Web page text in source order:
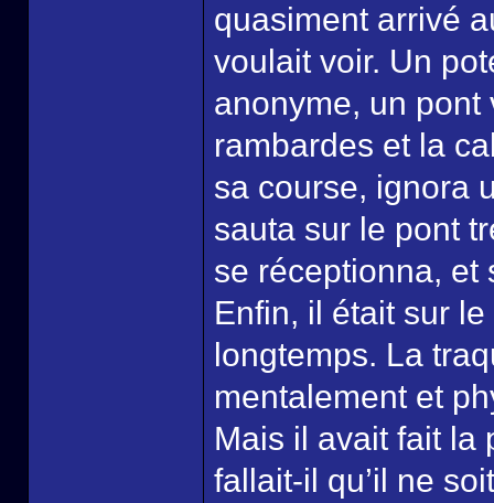
quasiment arrivé
voulait voir. Un
anonyme, un pont
rambardes et la
sa course, ignora
sauta sur le pont
se réceptionna, et
Enfin, il était sur
longtemps. La
mentalement et
Mais il avait fait la
fallait-il qu’il ne